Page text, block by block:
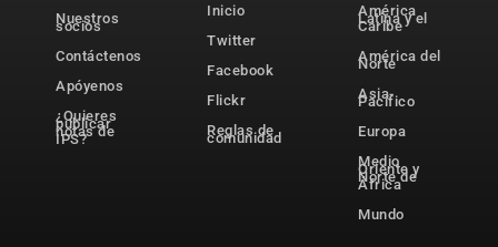
Nuestros
socios
Contáctenos
Apóyenos
¿Quieres
publicar
notas de
IPS?
Inicio
Twitter
Facebook
Flickr
Reglas de
comunidad
América
Latina y el
Caribe
América del
Norte
Asia-
Pacífico
Europa
Medio
Oriente y
Norte de
África
Mundo